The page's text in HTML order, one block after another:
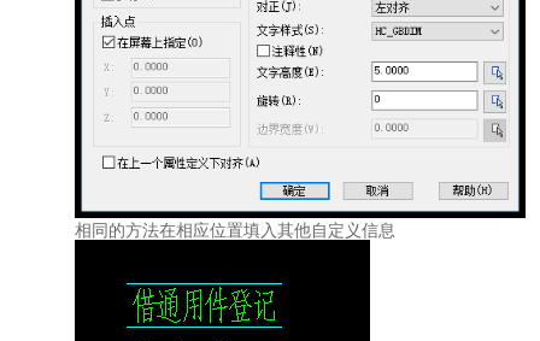
相同的方法在相应位置填入其他自定义信息